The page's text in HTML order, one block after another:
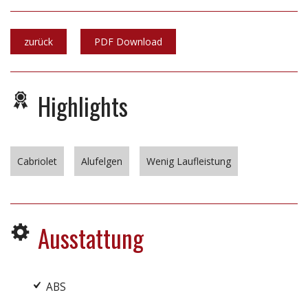
zurück PDF Download
Highlights
Cabriolet Alufelgen Wenig Laufleistung
Ausstattung
ABS